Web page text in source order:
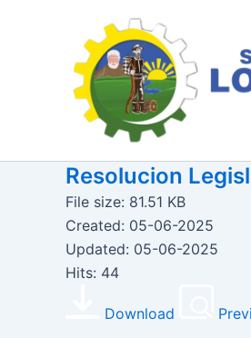
Resolucion
File size: 81.51 KB
Created: 05-06-2025
Updated: 05-06-2025
Hits: 44
Download